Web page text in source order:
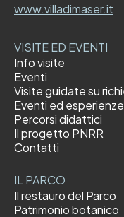
www.villadimaser.it
VISITE ED EVENTI
Info visite
Eventi
Visite guidate su
Eventi ed
Percorsi didattici
Il progetto PNRR
Contatti
IL PARCO
Il restauro del Parco
Patrimonio botanico